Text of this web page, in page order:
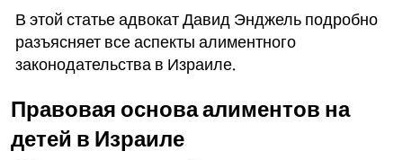
В этой статье адвокат Давид Энджель подробно
разъясняет все аспекты алиментного
законодательства в Израиле.
Правовая основа алиментов на
детей в Израиле